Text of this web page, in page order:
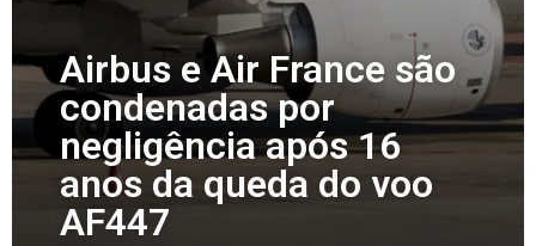
Airbus e Air France são
condenadas por
negligência após 16
anos da queda do voo
AF447